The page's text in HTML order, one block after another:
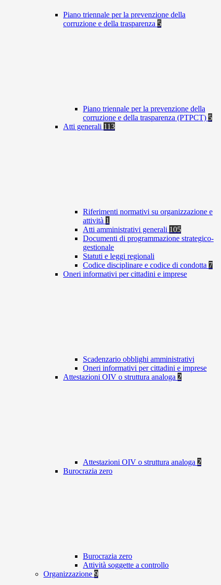
Piano triennale per la prevenzione della
corruzione e della trasparenza 5
Piano triennale per la prevenzione della
corruzione e della trasparenza (PTPCT) 5
Atti generali 113
Riferimenti normativi su organizzazione e
attività 1
Atti amministrativi generali 105
Documenti di programmazione strategico-
gestionale
Statuti e leggi regionali
Codice disciplinare e codice di condotta 7
Oneri informativi per cittadini e imprese
Scadenzario obblighi amministrativi
Oneri informativi per cittadini e imprese
Attestazioni OIV o struttura analoga 2
Attestazioni OIV o struttura analoga 2
Burocrazia zero
Burocrazia zero
Attività soggette a controllo
Organizzazione 9